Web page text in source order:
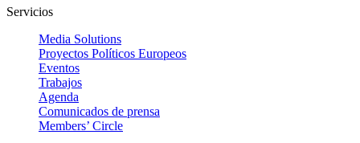
Servicios
Media Solutions
Proyectos Políticos Europeos
Eventos
Trabajos
Agenda
Comunicados de prensa
Members’ Circle